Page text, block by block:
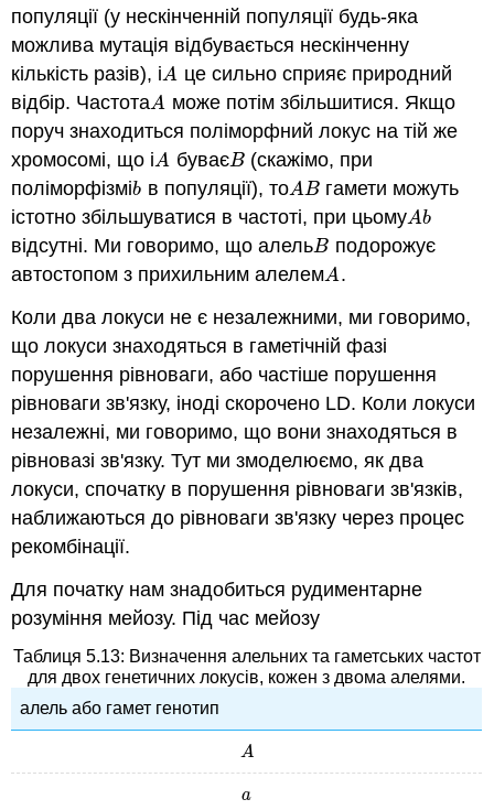
популяції (у нескінченній популяції будь-яка
можлива мутація відбувається нескінченну
кількість разів), іA
A це сильно сприяє природний
відбір. ЧастотаA
A може потім збільшитися. Якщо
поруч знаходиться поліморфний локус на тій же
хромосомі, що іA
A буваєB
B (скажімо, при
поліморфізміb
b в популяції), тоAB
AB гамети можуть
істотно збільшуватися в частоті, при цьомуAb
Ab
відсутні. Ми говоримо, що алельB
B подорожує
автостопом з прихильним алелемA
A.
Коли два локуси не є незалежними, ми говоримо,
що локуси знаходяться в гаметічній фазі
порушення рівноваги, або частіше порушення
рівноваги зв'язку, іноді скорочено LD. Коли локуси
незалежні, ми говоримо, що вони знаходяться в
рівновазі зв'язку. Тут ми змоделюємо, як два
локуси, спочатку в порушення рівноваги зв'язків,
наближаються до рівноваги зв'язку через процес
рекомбінації.
Для початку нам знадобиться рудиментарне
розуміння мейозу. Під час мейозу
алель або гамет генотип
A
A
a
a
Таблиця 5.13: Визначення алельних та гаметських частот
для двох генетичних локусів, кожен з двома алелями.